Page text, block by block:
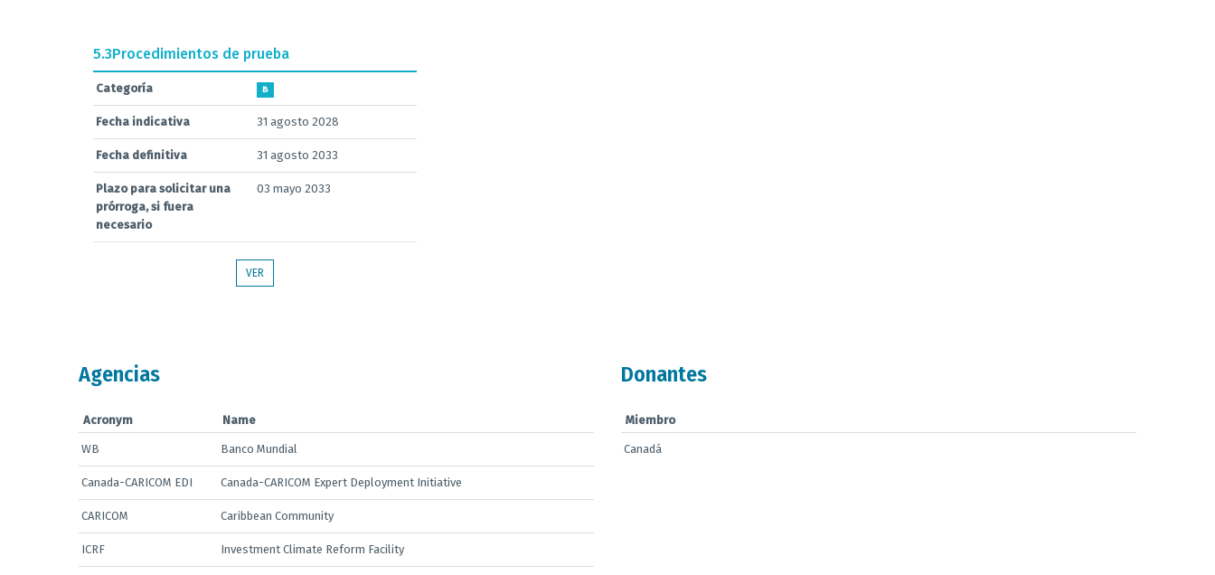
5.3Procedimientos de prueba
Categoría B
Fecha indicativa 31 agosto 2028
Fecha definitiva 31 agosto 2033
Plazo para solicitar una
prórroga, si fuera
necesario
03 mayo 2033
VER
Agencias
Acronym Name
WB Banco Mundial
Canada-CARICOM EDI Canada-CARICOM Expert Deployment Initiative
CARICOM Caribbean Community
ICRF Investment Climate Reform Facility
Donantes
Miembro
Canadá